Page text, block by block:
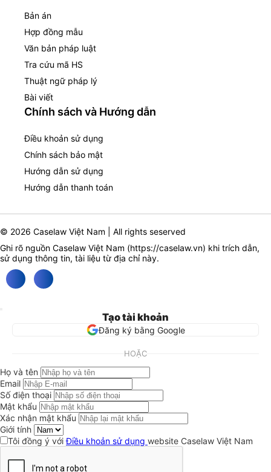
Bản án
Hợp đồng mẫu
Văn bản pháp luật
Tra cứu mã HS
Thuật ngữ pháp lý
Bài viết
Chính sách và Hướng dẫn
Điều khoản sử dụng
Chính sách bảo mật
Hướng dẫn sử dụng
Hướng dẫn thanh toán
© 2026 Caselaw Việt Nam | All rights seserved
Ghi rõ nguồn Caselaw Việt Nam (https://caselaw.vn) khi trích dẫn,
sử dụng thông tin, tài liệu từ địa chỉ này.
Tạo tài khoản
Đăng ký bằng Google
HOẶC
Họ và tên
Email
Số điện thoại
Mật khẩu
Xác nhận mật khẩu
Giới tính
Tôi đồng ý vớiĐiều khoản sử dụng website Caselaw Việt Nam